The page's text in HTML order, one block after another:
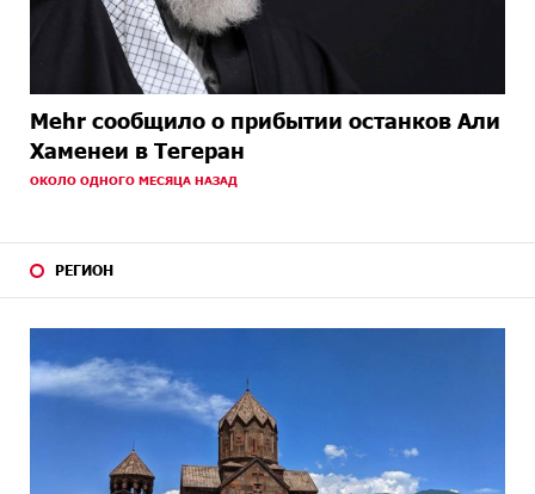
Mehr сообщило о прибытии останков Али
Хаменеи в Тегеран
ОКОЛО ОДНОГО МЕСЯЦА НАЗАД
РЕГИОН